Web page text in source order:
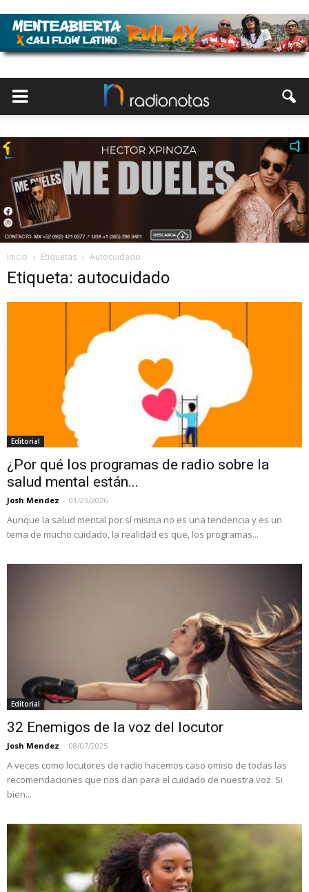
Inicio Etiquetas Autocuidado
Etiqueta: autocuidado
Editorial
¿Por qué los programas de radio sobre la
salud mental están...
Josh Mendez - 01/23/2026
Aunque la salud mental por sí misma no es una tendencia y es un
tema de mucho cuidado, la realidad es que, los programas...
Editorial
32 Enemigos de la voz del locutor
Josh Mendez - 08/07/2025
A veces como locutores de radio hacemos caso omiso de todas las
recomendaciones que nos dan para el cuidado de nuestra voz. Si
bien...